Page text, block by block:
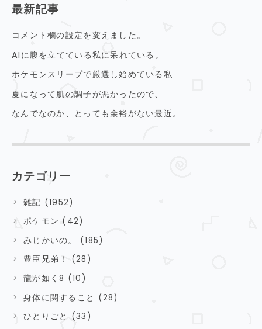
最新記事
コメント欄の設定を変えました。
AIに腹を立てている私に呆れている。
ポケモンスリープで厳選し始めている私
夏になって肌の調子が悪かったので、
なんでなのか、とっても余裕がない最近。
カテゴリー
雑記 (1952)
ポケモン (42)
みじかいの。 (185)
豊臣兄弟！ (28)
龍が如く8 (10)
身体に関すること (28)
ひとりごと (33)